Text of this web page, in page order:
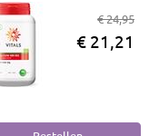
€ 24,95
€ 21,21